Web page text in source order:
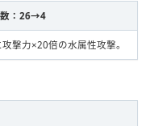
：26→4
撃力×20倍の水属性攻撃。